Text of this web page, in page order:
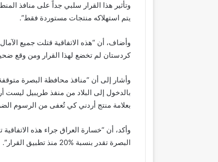
وتأثير هذا القرار سلبي جداً على منافذ
يتم استهلاكه منتجات مستوردة فقط”.
وأضاف، أن “هذه الاتفاقية قتلت جميع
كردستان لم تخضع لهذا القرار ومن وقع
وأشار إلى أن “منافذ محافظة البصرة
بالدخول إلى البلاد من منفذ طريبيل ليست
بعلامة منتج أردني كي تُعفى من الرسوم
البصرة تقدر بنسبة 20‎%‎ منذ تطبيق القرار”.